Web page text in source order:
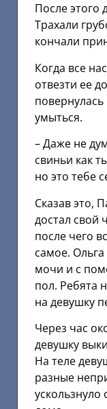
После этого
Трахали
кончали
Когда все
отвезти ее
умыться.
– Даже не
свиньи как
но это тебе
Сказав это,
достал свой
после чего
самое.
мочи и с
пол. Ребята
на девушку
Через час
девушку
На теле
разные